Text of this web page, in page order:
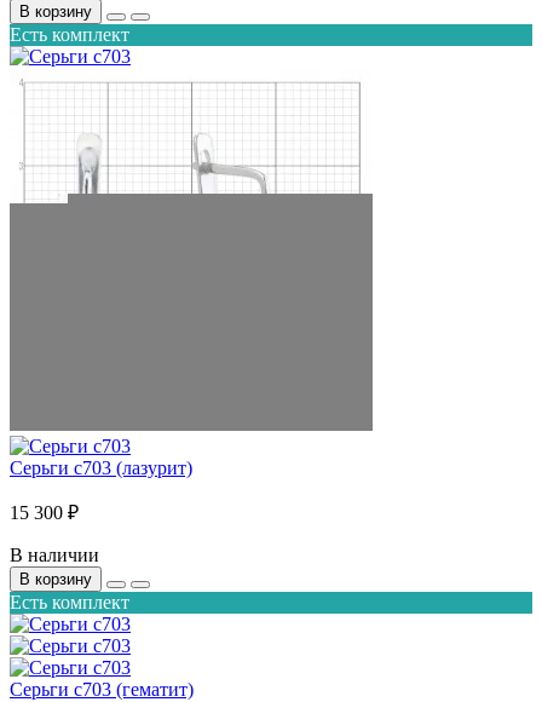
В корзину
Есть комплект
Серьги с703 (лазурит)
15 300 ₽
В наличии
В корзину
Есть комплект
Серьги с703 (гематит)